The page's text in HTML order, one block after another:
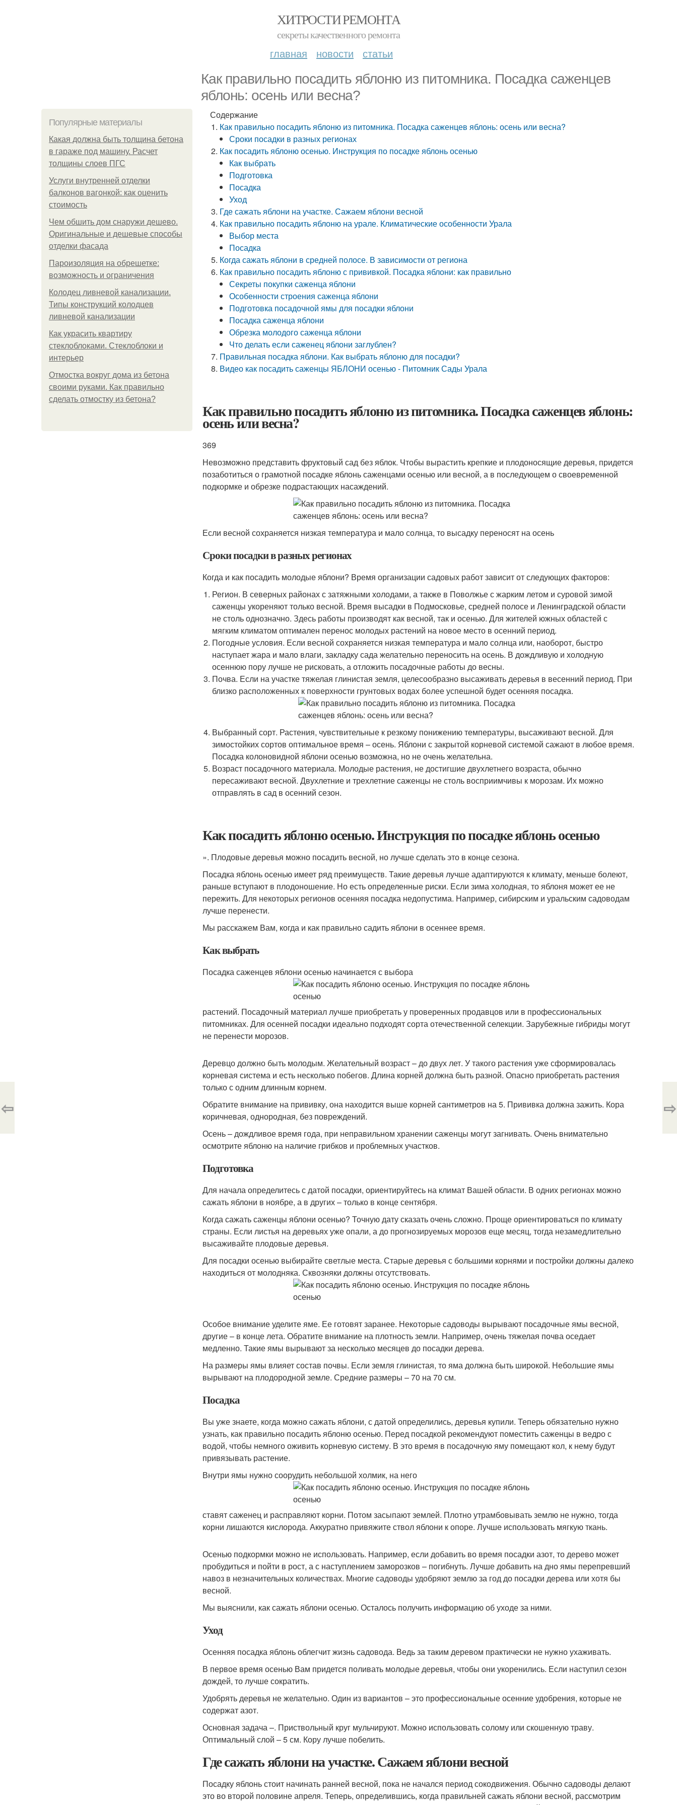
ХИТРОСТИ РЕМОНТА
секреты качественного ремонта
главная новости статьи
Как правильно посадить яблоню из питомника. Посадка саженцев
яблонь: осень или весна?
Популярные материалы
Какая должна быть толщина бетона
в гараже под машину. Расчет
толщины слоев ПГС
Услуги внутренней отделки
балконов вагонкой: как оценить
стоимость
Чем обшить дом снаружи дешево.
Оригинальные и дешевые способы
отделки фасада
Пароизоляция на обрешетке:
возможность и ограничения
Колодец ливневой канализации.
Типы конструкций колодцев
ливневой канализации
Как украсить квартиру
стеклоблоками. Стеклоблоки и
интерьер
Отмостка вокруг дома из бетона
своими руками. Как правильно
сделать отмостку из бетона?
Содержание
Как правильно посадить яблоню из питомника. Посадка саженцев яблонь: осень или весна?
Сроки посадки в разных регионах
Как посадить яблоню осенью. Инструкция по посадке яблонь осенью
Как выбрать
Подготовка
Посадка
Уход
Где сажать яблони на участке. Сажаем яблони весной
Как правильно посадить яблоню на урале. Климатические особенности Урала
Выбор места
Посадка
Когда сажать яблони в средней полосе. В зависимости от региона
Как правильно посадить яблоню с прививкой. Посадка яблони: как правильно
Секреты покупки саженца яблони
Особенности строения саженца яблони
Подготовка посадочной ямы для посадки яблони
Посадка саженца яблони
Обрезка молодого саженца яблони
Что делать если саженец яблони заглублен?
Правильная посадка яблони. Как выбрать яблоню для посадки?
Видео как посадить саженцы ЯБЛОНИ осенью - Питомник Сады Урала
Как правильно посадить яблоню из питомника. Посадка саженцев яблонь:
осень или весна?
369
Невозможно представить фруктовый сад без яблок. Чтобы вырастить крепкие и плодоносящие деревья, придется
позаботиться о грамотной посадке яблонь саженцами осенью или весной, а в последующем о своевременной
подкормке и обрезке подрастающих насаждений.
Если весной сохраняется низкая температура и мало солнца, то высадку переносят на осень
Сроки посадки в разных регионах
Когда и как посадить молодые яблони? Время организации садовых работ зависит от следующих факторов:
Регион. В северных районах с затяжными холодами, а также в Поволжье с жарким летом и суровой зимой
саженцы укореняют только весной. Время высадки в Подмосковье, средней полосе и Ленинградской области
не столь однозначно. Здесь работы производят как весной, так и осенью. Для жителей южных областей с
мягким климатом оптимален перенос молодых растений на новое место в осенний период.
Погодные условия. Если весной сохраняется низкая температура и мало солнца или, наоборот, быстро
наступает жара и мало влаги, закладку сада желательно переносить на осень. В дождливую и холодную
осеннюю пору лучше не рисковать, а отложить посадочные работы до весны.
Почва. Если на участке тяжелая глинистая земля, целесообразно высаживать деревья в весенний период. При
близко расположенных к поверхности грунтовых водах более успешной будет осенняя посадка.
Выбранный сорт. Растения, чувствительные к резкому понижению температуры, высаживают весной. Для
зимостойких сортов оптимальное время – осень. Яблони с закрытой корневой системой сажают в любое время.
Посадка колоновидной яблони осенью возможна, но не очень желательна.
Возраст посадочного материала. Молодые растения, не достигшие двухлетнего возраста, обычно
пересаживают весной. Двухлетние и трехлетние саженцы не столь восприимчивы к морозам. Их можно
отправлять в сад в осенний сезон.
Как посадить яблоню осенью. Инструкция по посадке яблонь осенью
». Плодовые деревья можно посадить весной, но лучше сделать это в конце сезона.
Посадка яблонь осенью имеет ряд преимуществ. Такие деревья лучше адаптируются к климату, меньше болеют,
раньше вступают в плодоношение. Но есть определенные риски. Если зима холодная, то яблоня может ее не
пережить. Для некоторых регионов осенняя посадка недопустима. Например, сибирским и уральским садоводам
лучше перенести.
Мы расскажем Вам, когда и как правильно садить яблони в осеннее время.
Как выбрать
Посадка саженцев яблони осенью начинается с выбора
растений. Посадочный материал лучше приобретать у проверенных продавцов или в профессиональных
питомниках. Для осенней посадки идеально подходят сорта отечественной селекции. Зарубежные гибриды могут
не перенести морозов.
Деревцо должно быть молодым. Желательный возраст – до двух лет. У такого растения уже сформировалась
корневая система и есть несколько побегов. Длина корней должна быть разной. Опасно приобретать растения
только с одним длинным корнем.
Обратите внимание на прививку, она находится выше корней сантиметров на 5. Прививка должна зажить. Кора
коричневая, однородная, без повреждений.
Осень – дождливое время года, при неправильном хранении саженцы могут загнивать. Очень внимательно
осмотрите яблоню на наличие грибков и проблемных участков.
Подготовка
Для начала определитесь с датой посадки, ориентируйтесь на климат Вашей области. В одних регионах можно
сажать яблони в ноябре, а в других – только в конце сентября.
Когда сажать саженцы яблони осенью? Точную дату сказать очень сложно. Проще ориентироваться по климату
страны. Если листья на деревьях уже опали, а до прогнозируемых морозов еще месяц, тогда незамедлительно
высаживайте плодовые деревья.
Для посадки осенью выбирайте светлые места. Старые деревья с большими корнями и постройки должны далеко
находиться от молодняка. Сквозняки должны отсутствовать.
Особое внимание уделите яме. Ее готовят заранее. Некоторые садоводы вырывают посадочные ямы весной,
другие – в конце лета. Обратите внимание на плотность земли. Например, очень тяжелая почва оседает
медленно. Такие ямы вырывают за несколько месяцев до посадки дерева.
На размеры ямы влияет состав почвы. Если земля глинистая, то яма должна быть широкой. Небольшие ямы
вырывают на плодородной земле. Средние размеры – 70 на 70 см.
Посадка
Вы уже знаете, когда можно сажать яблони, с датой определились, деревья купили. Теперь обязательно нужно
узнать, как правильно посадить яблоню осенью. Перед посадкой рекомендуют поместить саженцы в ведро с
водой, чтобы немного оживить корневую систему. В это время в посадочную яму помещают кол, к нему будут
привязывать растение.
Внутри ямы нужно соорудить небольшой холмик, на него
ставят саженец и расправляют корни. Потом засыпают землей. Плотно утрамбовывать землю не нужно, тогда
корни лишаются кислорода. Аккуратно привяжите ствол яблони к опоре. Лучше использовать мягкую ткань.
Осенью подкормки можно не использовать. Например, если добавить во время посадки азот, то дерево может
пробудиться и пойти в рост, а с наступлением заморозков – погибнуть. Лучше добавить на дно ямы перепревший
навоз в незначительных количествах. Многие садоводы удобряют землю за год до посадки дерева или хотя бы
весной.
Мы выяснили, как сажать яблони осенью. Осталось получить информацию об уходе за ними.
Уход
Осенняя посадка яблонь облегчит жизнь садовода. Ведь за таким деревом практически не нужно ухаживать.
В первое время осенью Вам придется поливать молодые деревья, чтобы они укоренились. Если наступил сезон
дождей, то лучше сократить.
Удобрять деревья не желательно. Один из вариантов – это профессиональные осенние удобрения, которые не
содержат азот.
Основная задача –. Приствольный круг мульчируют. Можно использовать солому или скошенную траву.
Оптимальный слой – 5 см. Кору лучше побелить.
Где сажать яблони на участке. Сажаем яблони весной
Посадку яблонь стоит начинать ранней весной, пока не начался период сокодвижения. Обычно садоводы делают
это во второй половине апреля. Теперь, определившись, когда правильней сажать яблони весной, рассмотрим
⇦ ⇨